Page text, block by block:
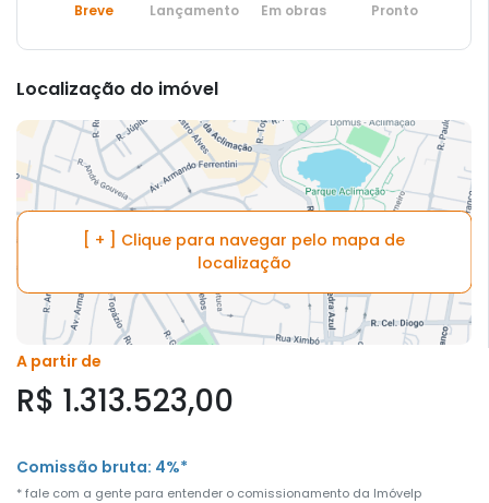
Breve Lançamento Em obras Pronto
Localização do imóvel
[ + ] Clique para navegar pelo mapa de
localização
A partir de
R$ 1.313.523,00
Comissão bruta: 4%*
* fale com a gente para entender o comissionamento da Imóvelp